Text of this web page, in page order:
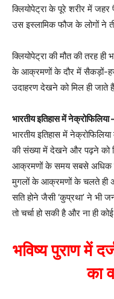
क्लियोपेट्रा के पूरे शरीर में
उस इस्लामिक फौज के लोगों ने
क्लियोपेट्रा की मौत की तरह
के आक्रमणों के दौर में सैकड़ों-
उदाहरण देखने को मिल ही जाते
भारतीय इतिहास में नेक्रोफिलिया
भारतीय इतिहास में
की संख्या में देखने और पढ़ने को
आक्रमणों के समय सबसे अधिक
मुगलों के आक्रमणों के चलते ही
सति होने जैसी ‘कुप्रथा’ ने भी
तो चर्चा हो सकी है और ना ही
भविष्य पुराण में
का